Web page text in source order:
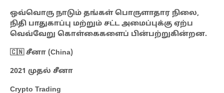
ஒவ்வொரு நாடும் தங்கள் பொருளாதார நிலை,
நிதி பாதுகாப்பு மற்றும் சட்ட அமைப்புக்கு ஏற்ப
வெவ்வேறு கொள்கைகளைப் பின்பற்றுகின்றன.
🇨🇳 சீனா (China)
2021 முதல் சீனா
Crypto Trading